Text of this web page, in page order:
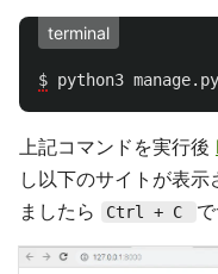
terminal
$ python3 manage. py
上記コマンドを実行後
し以下のサイトが表
ましたら
Ctrl + C